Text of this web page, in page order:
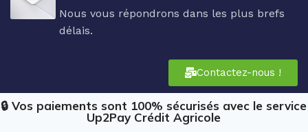
Nous vous répondrons dans les plus brefs
délais.
Contactez-nous !
🔒 Vos paiements sont 100% sécurisés avec le service
Up2Pay Crédit Agricole